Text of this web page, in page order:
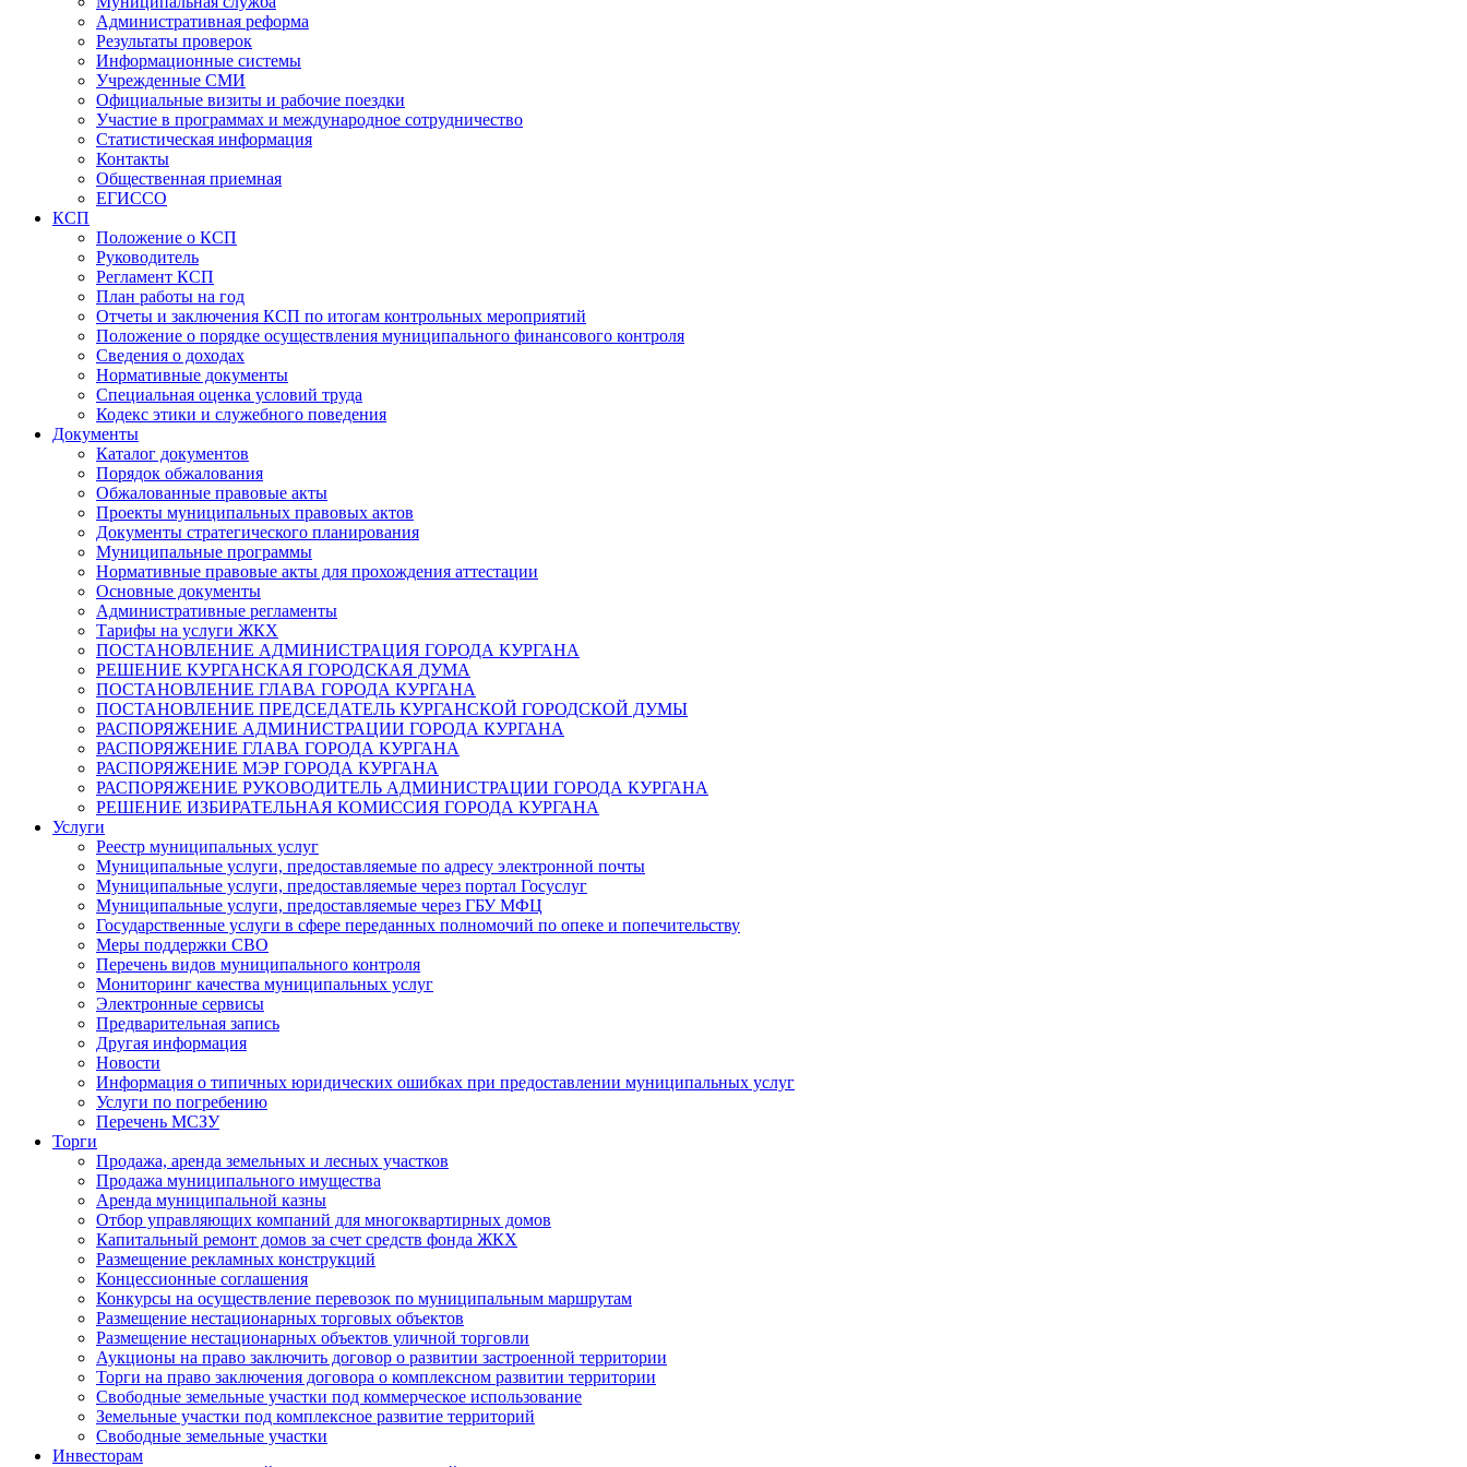
Административная реформа
Результаты проверок
Информационные системы
Учрежденные СМИ
Официальные визиты и рабочие поездки
Участие в программах и международное сотрудничество
Статистическая информация
Контакты
Общественная приемная
ЕГИССО
КСП
Положение о КСП
Руководитель
Регламент КСП
План работы на год
Отчеты и заключения КСП по итогам контрольных мероприятий
Положение о порядке осуществления муниципального финансового контроля
Сведения о доходах
Нормативные документы
Специальная оценка условий труда
Кодекс этики и служебного поведения
Документы
Каталог документов
Порядок обжалования
Обжалованные правовые акты
Проекты муниципальных правовых актов
Документы стратегического планирования
Муниципальные программы
Нормативные правовые акты для прохождения аттестации
Основные документы
Административные регламенты
Тарифы на услуги ЖКХ
ПОСТАНОВЛЕНИЕ АДМИНИСТРАЦИЯ ГОРОДА КУРГАНА
РЕШЕНИЕ КУРГАНСКАЯ ГОРОДСКАЯ ДУМА
ПОСТАНОВЛЕНИЕ ГЛАВА ГОРОДА КУРГАНА
ПОСТАНОВЛЕНИЕ ПРЕДСЕДАТЕЛЬ КУРГАНСКОЙ ГОРОДСКОЙ ДУМЫ
РАСПОРЯЖЕНИЕ АДМИНИСТРАЦИИ ГОРОДА КУРГАНА
РАСПОРЯЖЕНИЕ ГЛАВА ГОРОДА КУРГАНА
РАСПОРЯЖЕНИЕ МЭР ГОРОДА КУРГАНА
РАСПОРЯЖЕНИЕ РУКОВОДИТЕЛЬ АДМИНИСТРАЦИИ ГОРОДА КУРГАНА
РЕШЕНИЕ ИЗБИРАТЕЛЬНАЯ КОМИССИЯ ГОРОДА КУРГАНА
Услуги
Реестр муниципальных услуг
Муниципальные услуги, предоставляемые по адресу электронной почты
Муниципальные услуги, предоставляемые через портал Госуслуг
Муниципальные услуги, предоставляемые через ГБУ МФЦ
Государственные услуги в сфере переданных полномочий по опеке и попечительству
Меры поддержки СВО
Перечень видов муниципального контроля
Мониторинг качества муниципальных услуг
Электронные сервисы
Предварительная запись
Другая информация
Новости
Информация о типичных юридических ошибках при предоставлении муниципальных услуг
Услуги по погребению
Перечень МСЗУ
Торги
Продажа, аренда земельных и лесных участков
Продажа муниципального имущества
Аренда муниципальной казны
Отбор управляющих компаний для многоквартирных домов
Капитальный ремонт домов за счет средств фонда ЖКХ
Размещение рекламных конструкций
Концессионные соглашения
Конкурсы на осуществление перевозок по муниципальным маршрутам
Размещение нестационарных торговых объектов
Размещение нестационарных объектов уличной торговли
Аукционы на право заключить договор о развитии застроенной территории
Торги на право заключения договора о комплексном развитии территории
Свободные земельные участки под коммерческое использование
Земельные участки под комплексное развитие территорий
Свободные земельные участки
Инвесторам